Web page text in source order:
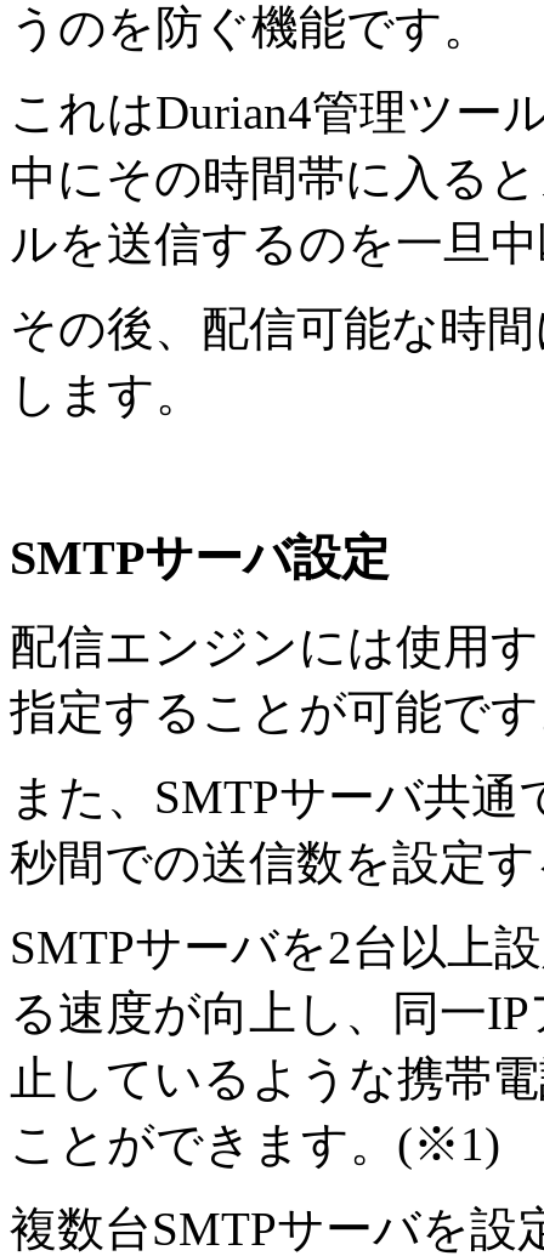
うのを防ぐ機能です。
これはDurian4管理ツー
中にその時間帯に入る
ルを送信するのを一旦
その後、配信可能な時
します。
SMTPサーバ設定
配信エンジンには使用
指定することが可能で
また、SMTPサーバ共
秒間での送信数を設定
SMTPサーバを2台以上
る速度が向上し、同一
止しているような携帯
ことができます。(※1)
複数台SMTPサーバを